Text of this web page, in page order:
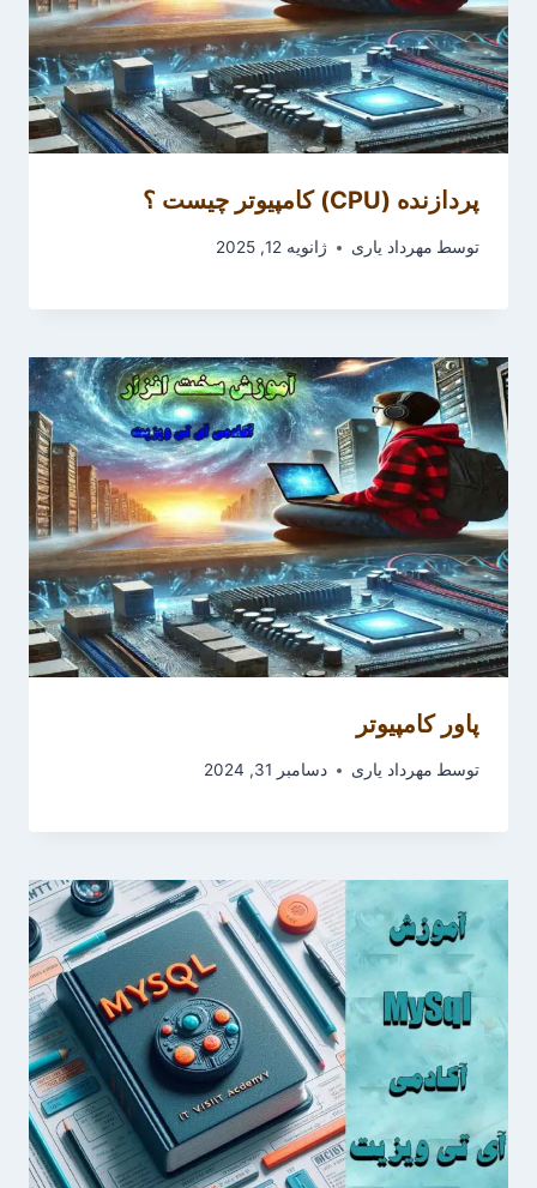
پردازنده (CPU) کامپیوتر چیست ؟
توسط مهرداد یاری ژانویه 12, 2025
پاور کامپیوتر
توسط مهرداد یاری دسامبر 31, 2024